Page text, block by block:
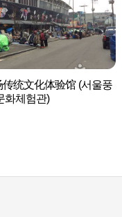
统文化体验馆 (서울풍
화체험관)